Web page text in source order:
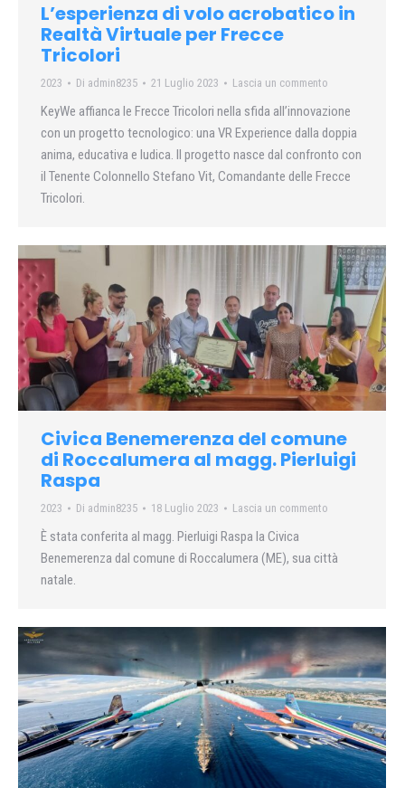
L’esperienza di volo acrobatico in
Realtà Virtuale per Frecce
Tricolori
2023 Di admin8235 21 Luglio 2023 Lascia un commento
KeyWe affianca le Frecce Tricolori nella sfida all’innovazione
con un progetto tecnologico: una VR Experience dalla doppia
anima, educativa e ludica. Il progetto nasce dal confronto con
il Tenente Colonnello Stefano Vit, Comandante delle Frecce
Tricolori.
Civica Benemerenza del comune
di Roccalumera al magg. Pierluigi
Raspa
2023 Di admin8235 18 Luglio 2023 Lascia un commento
È stata conferita al magg. Pierluigi Raspa la Civica
Benemerenza dal comune di Roccalumera (ME), sua città
natale.